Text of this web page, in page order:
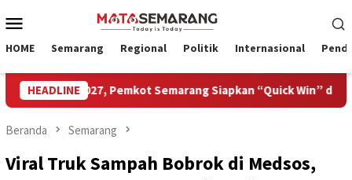
ke
Mobile
HOME Semarang Regional Politik Internasional
HEADLINE
2027, Pemkot Semarang Siapkan “Quick Win” dan Temu
Beranda Semarang
Viral Truk Sampah Bobrok di Medsos,